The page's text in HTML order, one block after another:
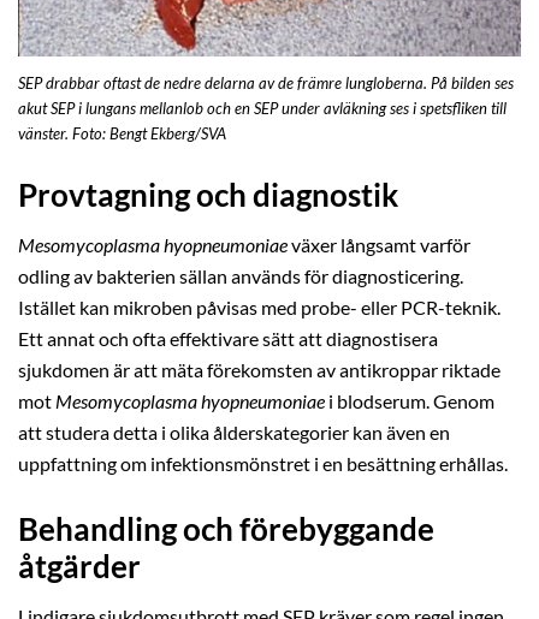
SEP drabbar oftast de nedre delarna av de främre lungloberna. På bilden ses
akut SEP i lungans mellanlob och en SEP under avläkning ses i spetsfliken till
vänster. Foto: Bengt Ekberg/SVA
Provtagning och diagnostik
Mesomycoplasma hyopneumoniaeväxer långsamt varför
odling av bakterien sällan används för diagnosticering.
Istället kan mikroben påvisas med probe- eller PCR-teknik.
Ett annat och ofta effektivare sätt att diagnostisera
sjukdomen är att mäta förekomsten av antikroppar riktade
mot Mesomycoplasma hyopneumoniae i blodserum. Genom
att studera detta i olika ålderskategorier kan även en
uppfattning om infektionsmönstret i en besättning erhållas.
Behandling och förebyggande
åtgärder